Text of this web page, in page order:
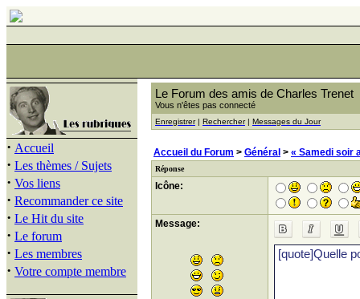
· Accueil
· Les thèmes / Sujets
· Vos liens
· Recommander ce site
· Le Hit du site
· Le forum
· Les membres
· Votre compte membre
Le Forum des amis de Charles Trenet
Vous n'êtes pas connecté
Enregistrer| Rechercher| Messages du Jour
Accueil du Forum > Général > « Samedi soir
Réponse
Icône:
Message: